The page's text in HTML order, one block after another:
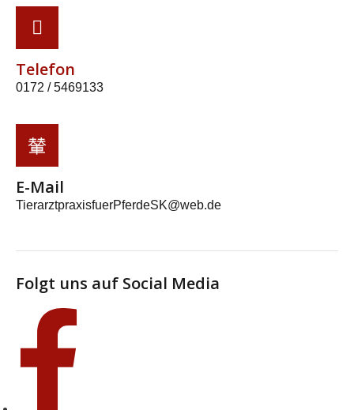
Telefon
0172 / 5469133
E-Mail
TierarztpraxisfuerPferdeSK@web.de
Folgt uns auf Social Media